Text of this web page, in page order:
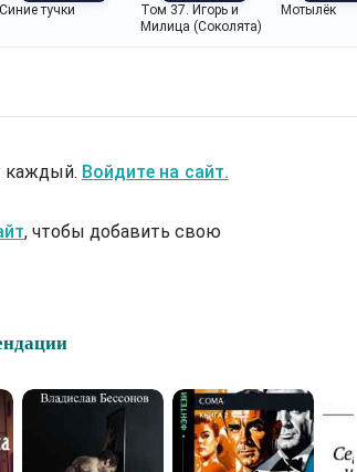
Синие тучки
Том 37. Игорь и
Милица (Соколята)
Мотылёк
каждый. Войдите на сайт.
, чтобы добавить свою